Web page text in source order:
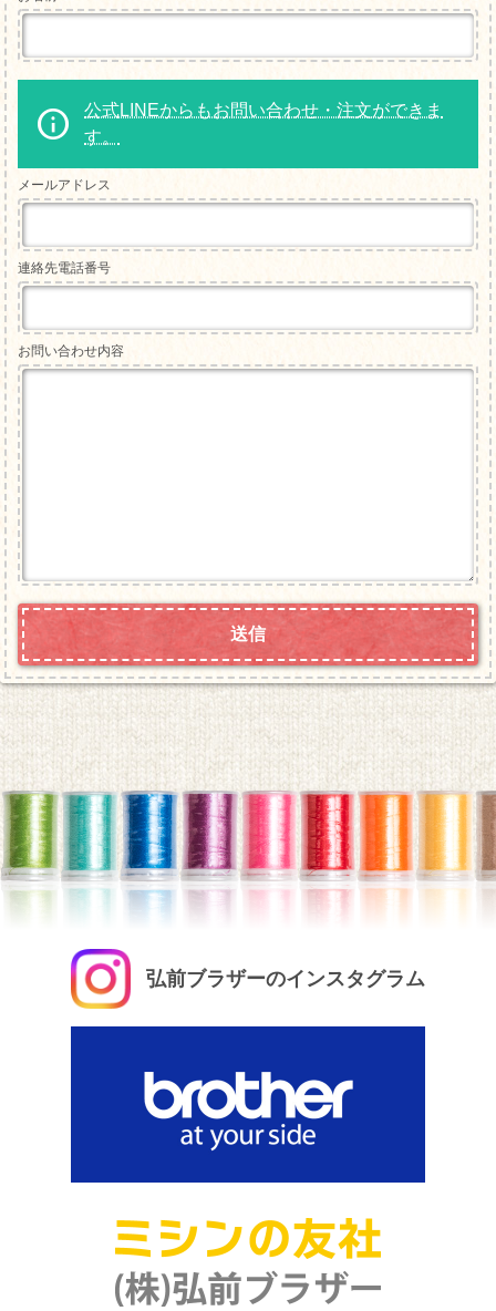
公式LINEからもお問い合わせ・注文ができま
す。
メールアドレス
連絡先電話番号
お問い合わせ内容
弘前ブラザーのインスタグラム